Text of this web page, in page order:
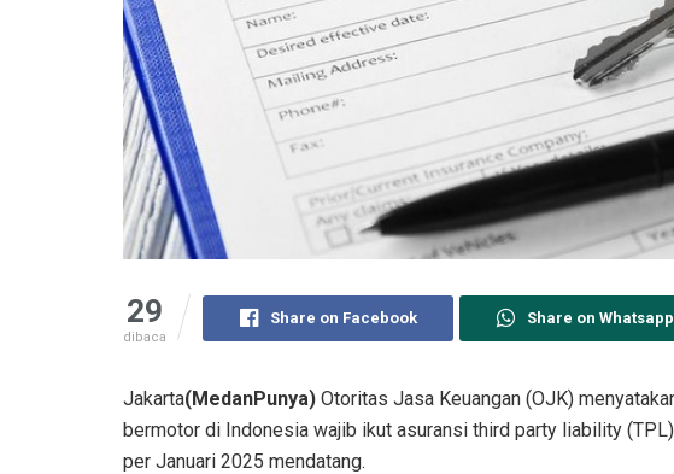
29
dibaca
Share on Facebook Share on Whatsapp
Jakarta(MedanPunya) Otoritas Jasa Keuangan (OJK)
bermotor di Indonesia wajib ikut asuransi third party liability
per Januari 2025 mendatang.